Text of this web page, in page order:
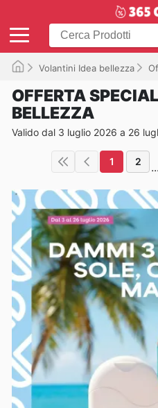
Volantini Idea bellezza
OFFERTA
BELLEZZA
Valido dal 3 luglio 2026 a 26
1 2 ...